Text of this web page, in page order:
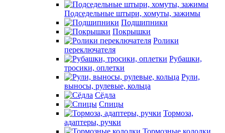
Подседельные штыри, хомуты, зажимы
Подшипники
Покрышки
Ролики
переключателя
Рубашки,
тросики, оплетки
Рули,
выносы, рулевые, кольца
Сёдла
Спицы
Тормоза,
адаптеры, ручки
Тормозные колодки